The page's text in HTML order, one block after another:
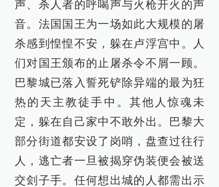
声、杀人者的呼喝声与火枪开火的声
音。法国国王为一场如此大规模的屠
杀感到惶惶不安，躲在卢浮宫中。人
们对国王颁布的止屠杀令不屑一顾。
巴黎城已落入誓死铲除异端的最为狂
热的天主教徒手中。其他人惊魂未
定，躲在自己家中不敢外出。巴黎大
部分街道都安设了岗哨，盘查过往行
人，逃亡者一旦被揭穿伪装便会被送
交刽子手。任何想出城的人都需出示